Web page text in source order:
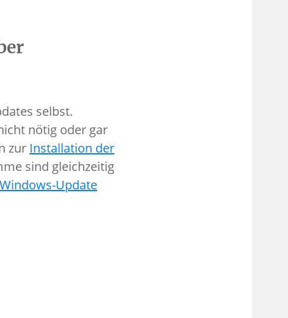
selbst.
nötig oder gar
zur Installation der
sind gleichzeitig
Windows-Update